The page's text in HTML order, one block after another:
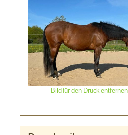
Bild für den Druck entfernen